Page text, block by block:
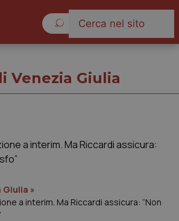
Venezia Giulia
Giulia »
a interim. Ma Riccardi assicura: “Non